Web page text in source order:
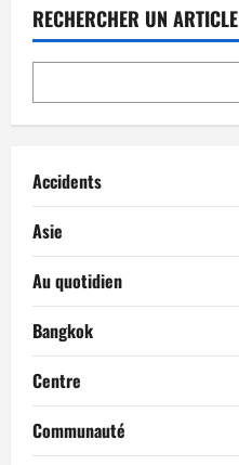
RECHERCHER UN ARTICLE
Accidents
Asie
Au quotidien
Bangkok
Centre
Communauté